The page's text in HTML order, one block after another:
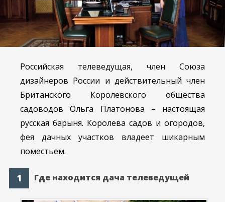
Российская телеведущая, член Союза
дизайнеров России и действительный член
Британского Королевского общества
садоводов Ольга Платонова – настоящая
русская барыня. Королева садов и огородов,
фея дачных участков владеет шикарным
поместьем.
Где находится дача телеведущей